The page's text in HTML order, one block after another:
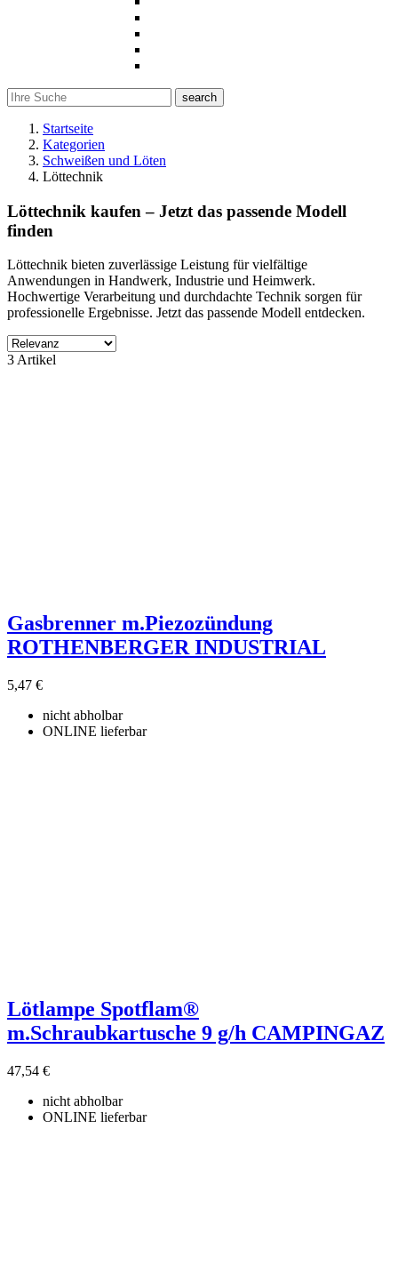
search
Startseite
Kategorien
Schweißen und Löten
Löttechnik
Löttechnik kaufen – Jetzt das passende Modell
finden
Löttechnik bieten zuverlässige Leistung für vielfältige
Anwendungen in Handwerk, Industrie und Heimwerk.
Hochwertige Verarbeitung und durchdachte Technik sorgen für
professionelle Ergebnisse. Jetzt das passende Modell entdecken.
Filter
3 Artikel
Gasbrenner m.Piezozündung
ROTHENBERGER INDUSTRIAL
5,47 €
nicht abholbar
ONLINE lieferbar
Lötlampe Spotflam®
m.Schraubkartusche 9 g/h CAMPINGAZ
47,54 €
nicht abholbar
ONLINE lieferbar